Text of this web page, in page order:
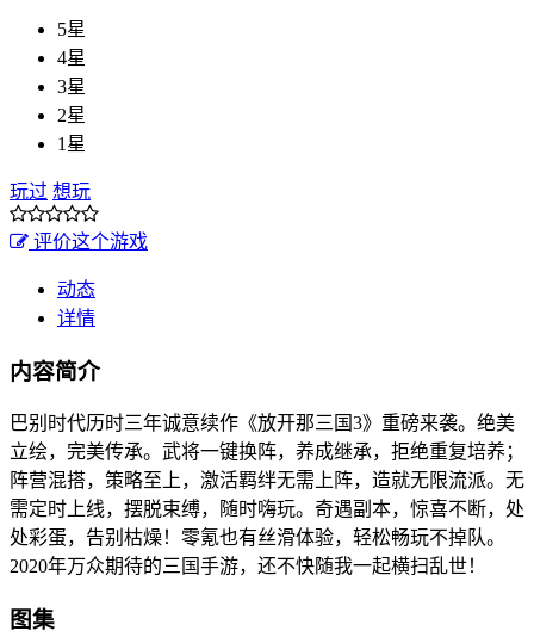
5星
4星
3星
2星
1星
玩过 想玩
评价这个游戏
动态
详情
内容简介
巴别时代历时三年诚意续作《放开那三国3》重磅来袭。绝美
立绘，完美传承。武将一键换阵，养成继承，拒绝重复培养；
阵营混搭，策略至上，激活羁绊无需上阵，造就无限流派。无
需定时上线，摆脱束缚，随时嗨玩。奇遇副本，惊喜不断，处
处彩蛋，告别枯燥！零氪也有丝滑体验，轻松畅玩不掉队。
2020年万众期待的三国手游，还不快随我一起横扫乱世！
图集